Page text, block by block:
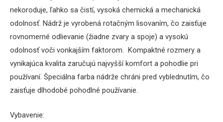
nekoroduje, ľahko sa čistí, vysoká chemická a mechanická
odolnosť. Nádrž je vyrobená rotačným lisovaním, čo zaisťuje
rovnomerné odlievanie (žiadne zvary a spoje) a vysokú
odolnosť voči vonkajším faktorom. Kompaktné rozmery a
vynikajúca kvalita zaručujú najvyšší komfort a pohodlie pri
používaní. Špeciálna farba nádrže chráni pred vyblednutím, čo
zaisťuje dlhodobé pohodlné používanie.
Vybavenie: